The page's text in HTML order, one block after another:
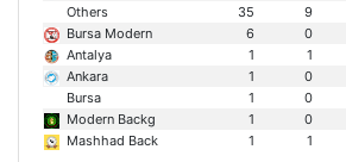
Others
35 9
Bursa Modern
6 0
Antalya
1 1
Ankara
1 0
Bursa
1 0
Modern Backg
1 0
Mashhad Back
1 1